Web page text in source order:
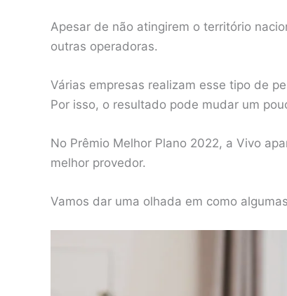
Apesar de não atingirem o território
outras operadoras.
Várias empresas realizam esse tipo de
Por isso, o resultado pode mudar um
No Prêmio Melhor Plano 2022, a Vivo
melhor provedor.
Vamos dar uma olhada em como